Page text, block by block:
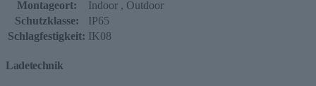
Montageort: Indoor , Outdoor
Schutzklasse:
IP65
Schlagfestigkeit: IK08
Ladetechnik